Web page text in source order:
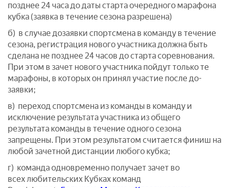
позднее 24 часа до даты старта очередного марафона
кубка (заявка в течение сезона разрешена)
б) в случае дозаявки спортсмена в команду в течение
сезона, регистрация нового участника должна быть
сделана не позднее 24 часов до старта соревнования.
При этом в зачет нового участника пойдут только те
марафоны, в которых он принял участие после до-
заявки;
в) переход спортсмена из команды в команду и
исключение результата участника из общего
результата команды в течение одного сезона
запрещены. При этом результатом считается финиш на
любой зачетной дистанции любого кубка;
г) команда одновременно получает зачет во
всех любительских Кубках команд